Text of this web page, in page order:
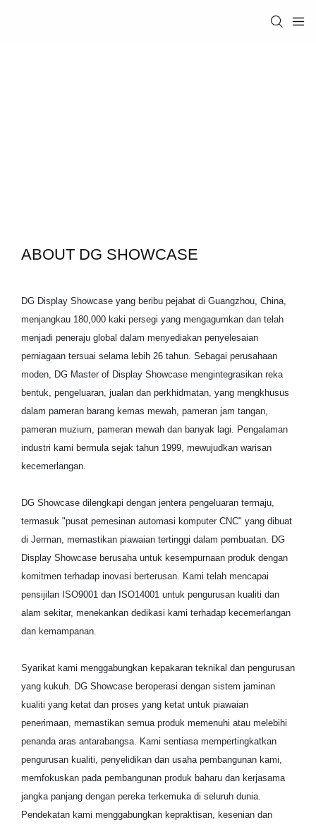
ABOUT DG SHOWCASE
DG Display Showcase yang beribu pejabat di Guangzhou, China,
menjangkau 180,000 kaki persegi yang mengagumkan dan telah
menjadi peneraju global dalam menyediakan penyelesaian
perniagaan tersuai selama lebih 26 tahun. Sebagai perusahaan
moden, DG Master of Display Showcase mengintegrasikan reka
bentuk, pengeluaran, jualan dan perkhidmatan, yang mengkhusus
dalam pameran barang kemas mewah, pameran jam tangan,
pameran muzium, pameran mewah dan banyak lagi. Pengalaman
industri kami bermula sejak tahun 1999, mewujudkan warisan
kecemerlangan.
DG Showcase dilengkapi dengan jentera pengeluaran termaju,
termasuk "pusat pemesinan automasi komputer CNC" yang dibuat
di Jerman, memastikan piawaian tertinggi dalam pembuatan. DG
Display Showcase berusaha untuk kesempurnaan produk dengan
komitmen terhadap inovasi berterusan. Kami telah mencapai
pensijilan ISO9001 dan ISO14001 untuk pengurusan kualiti dan
alam sekitar, menekankan dedikasi kami terhadap kecemerlangan
dan kemampanan.
Syarikat kami menggabungkan kepakaran teknikal dan pengurusan
yang kukuh. DG Showcase beroperasi dengan sistem jaminan
kualiti yang ketat dan proses yang ketat untuk piawaian
penerimaan, memastikan semua produk memenuhi atau melebihi
penanda aras antarabangsa. Kami sentiasa mempertingkatkan
pengurusan kualiti, penyelidikan dan usaha pembangunan kami,
memfokuskan pada pembangunan produk baharu dan kerjasama
jangka panjang dengan pereka terkemuka di seluruh dunia.
Pendekatan kami menggabungkan kepraktisan, kesenian dan